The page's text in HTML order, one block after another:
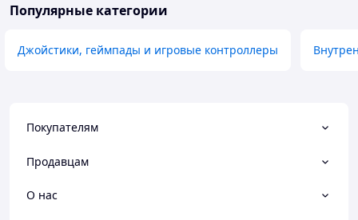
Популярные категории
Джойстики, геймпады и игровые контроллеры
Покупателям
Продавцам
О нас